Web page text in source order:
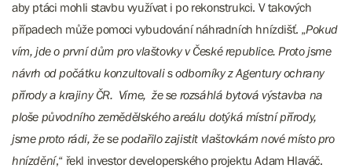
aby ptáci mohli stavbu využívat i po rekonstrukci. V takových
případech může pomoci vybudování náhradních hnízdišť. „Pokud
vím, jde o první dům pro vlaštovky v České republice. Proto jsme
návrh od počátku konzultovali s odborníky z Agentury ochrany
přírody a krajiny ČR. Víme, že se rozsáhlá bytová výstavba na
ploše původního zemědělského areálu dotýká místní přírody,
jsme proto rádi, že se podařilo zajistit vlaštovkám nové místo pro
hnízdění,“ řekl investor developerského projektu Adam Hlaváč.